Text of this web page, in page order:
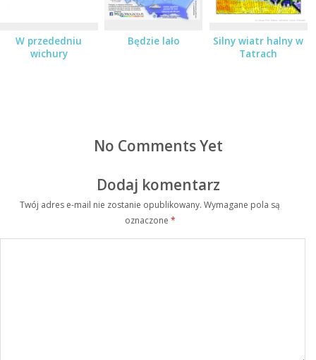
W przededniu
wichury
Będzie lało
Silny wiatr halny w
Tatrach
No Comments Yet
Dodaj komentarz
Twój adres e-mail nie zostanie opublikowany. Wymagane pola są
oznaczone *